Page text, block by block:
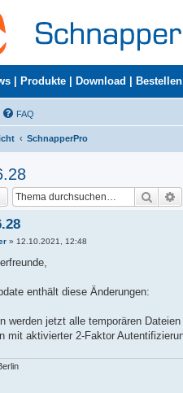
Produkte Download Bestellen
FAQ
SchnapperPro
Suche
» 12.10.2021, 12:48
enthält diese Änderungen:
werden jetzt alle temporären
mit aktivierter 2-Faktor